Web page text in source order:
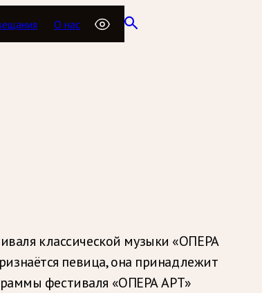
О нас
классической музыки «ОПЕРА
певица, она принадлежит
фестиваля «ОПЕРА АРТ»